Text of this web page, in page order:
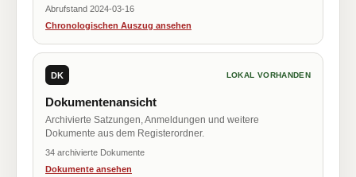
Abrufstand 2024-03-16
Chronologischen Auszug ansehen
DK LOKAL VORHANDEN
Dokumentenansicht
Archivierte Satzungen, Anmeldungen und weitere
Dokumente aus dem Registerordner.
34 archivierte Dokumente
Dokumente ansehen